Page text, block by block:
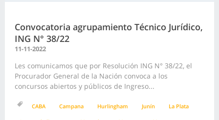
Convocatoria agrupamiento Técnico Jurídico,
ING N° 38/22
11-11-2022
Les comunicamos que por Resolución ING N° 38/22, el
Procurador General de la Nación convoca a los
concursos abiertos y públicos de Ingreso...
CABA Campana Hurlingham Junín La Plata